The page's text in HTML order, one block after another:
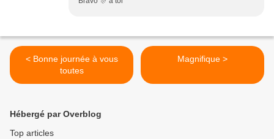
< Bonne journée à vous
toutes
Magnifique >
Hébergé par Overblog
Top articles